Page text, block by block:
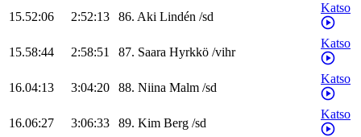
15.52:06 2:52:13 86. Aki Lindén /sd
Katso
15.58:44 2:58:51 87. Saara Hyrkkö /vihr
Katso
16.04:13 3:04:20 88. Niina Malm /sd
Katso
16.06:27 3:06:33 89. Kim Berg /sd
Katso